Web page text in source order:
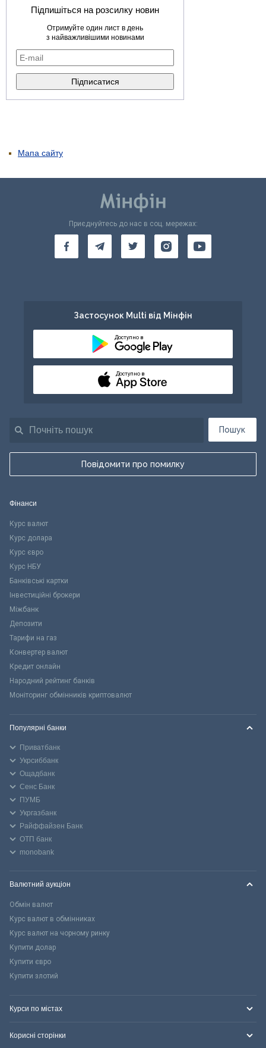
Підпишіться на розсилку новин
Отримуйте один лист в день
з найважливішими новинами
Мапа сайту
Пошук
Повідомити про помилку
Приєднуйтесь до нас в соц. мережах:
Застосунок Multi від Мінфін
Доступно в
Доступно в
Фінанси
Курс валют
Курс долара
Курс євро
Курс НБУ
Банківські картки
Інвестиційні брокери
Міжбанк
Депозити
Тарифи на газ
Конвертер валют
Кредит онлайн
Народний рейтинг банків
Моніторинг обмінників криптовалют
Популярні банки
Приватбанк
Укрсиббанк
Ощадбанк
Сенс Банк
ПУМБ
Укргазбанк
Райффайзен Банк
ОТП банк
monobank
Валютний аукціон
Обмін валют
Курс валют в обмінниках
Курс валют на чорному ринку
Купити долар
Купити євро
Купити злотий
Курси по містах
Корисні сторінки